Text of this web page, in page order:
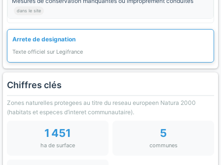
dans le site
Arrete de designation
Texte officiel sur Legifrance
Chiffres clés
Zones naturelles protegees au titre du reseau europeen Natura 2000
(habitats et especes d’interet communautaire).
1 451
ha de surface
5
communes